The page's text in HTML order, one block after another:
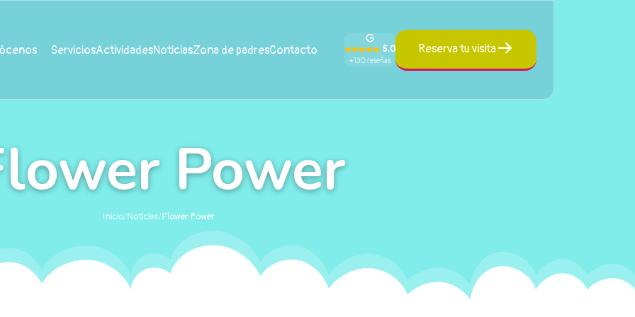
ServiciosActividadesNoticiasZona de padresContacto 5.0
+130 reseñas
Reserva tu visita
Power
Inicio/Noticias/Flower Power